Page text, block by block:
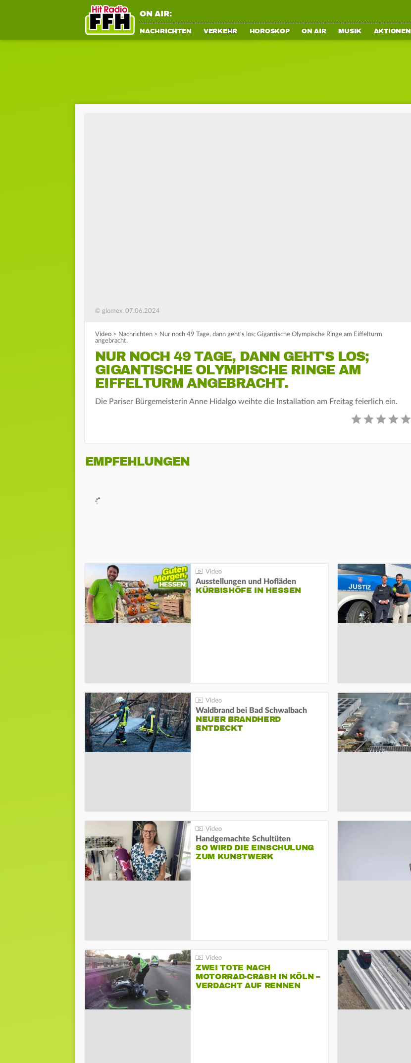
ON AIR:
NACHRICHTEN VERKEHR HOROSKOP ON AIR MUSIK AKTIONEN
© glomex, 07.06.2024
Video > Nachrichten > Nur noch 49 Tage, dann geht's los; Gigantische Olympische Ringe am Eiffelturm
angebracht.
NUR NOCH 49 TAGE, DANN GEHT'S LOS;
GIGANTISCHE OLYMPISCHE RINGE AM
EIFFELTURM ANGEBRACHT.
Die Pariser Bürgemeisterin Anne Hidalgo weihte die Installation am Freitag feierlich ein.
EMPFEHLUNGEN
Ausstellungen und Hofläden
KÜRBISHÖFE IN HESSEN
Waldbrand bei Bad Schwalbach
NEUER BRANDHERD
ENTDECKT
Handgemachte Schultüten
SO WIRD DIE EINSCHULUNG
ZUM KUNSTWERK
ZWEI TOTE NACH
MOTORRAD-CRASH IN KÖLN –
VERDACHT AUF RENNEN